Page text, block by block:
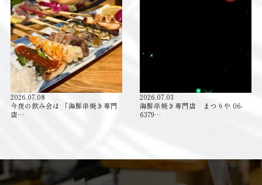
2026.07.08
今夜の飲み会は 「海鮮串焼き専門
店…
2026.07.03
海鮮串焼き専門店 まつりや 06-
6379…